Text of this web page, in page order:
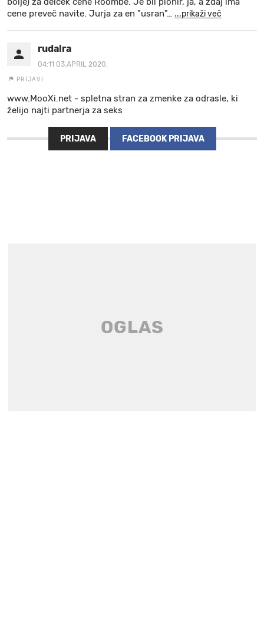
cene preveč navite. Jurja za en "usran"… ...prikaži več
rudalra
04:11 03.APRIL 2020.
PRIJAVI
www.MooXi.net - spletna stran za zmenke za odrasle, ki
želijo najti partnerja za seks
PRIJAVA FACEBOOK PRIJAVA